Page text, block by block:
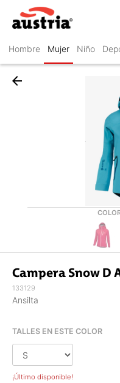
Hombre Mujer Niño
arrow_back
Campera Snow D
133129
Ansilta
TALLES EN ESTE COLOR
¡Último disponible!